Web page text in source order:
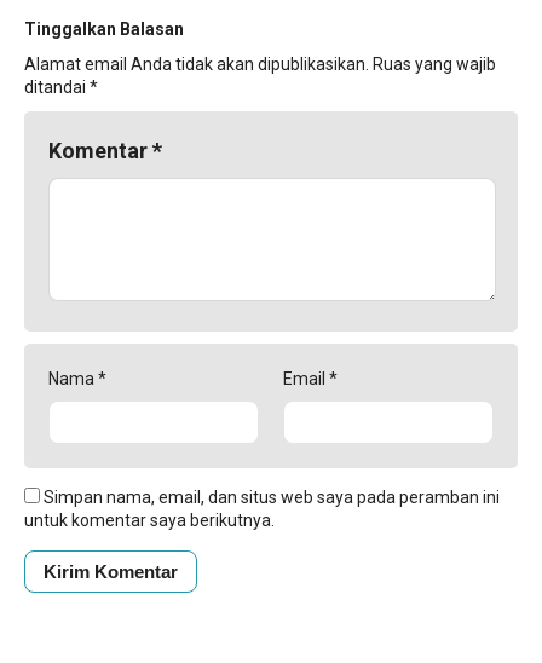
Tinggalkan Balasan
Alamat email Anda tidak akan dipublikasikan. Ruas yang wajib
ditandai *
Komentar*
Nama* Email *
Simpan nama, email, dan situs web saya pada peramban ini
untuk komentar saya berikutnya.